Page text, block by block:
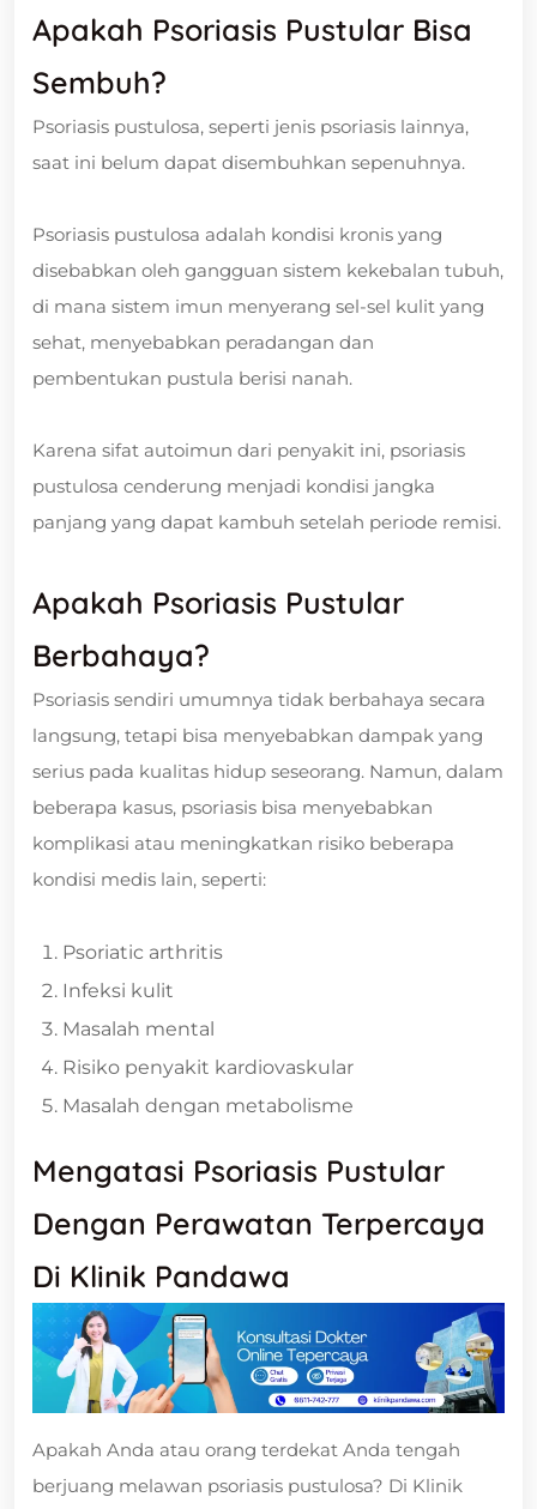
Apakah Psoriasis Pustular Bisa
Sembuh?
Psoriasis pustulosa, seperti jenis psoriasis lainnya,
saat ini belum dapat disembuhkan sepenuhnya.
Psoriasis pustulosa adalah kondisi kronis yang
disebabkan oleh gangguan sistem kekebalan tubuh,
di mana sistem imun menyerang sel-sel kulit yang
sehat, menyebabkan peradangan dan
pembentukan pustula berisi nanah.
Karena sifat autoimun dari penyakit ini, psoriasis
pustulosa cenderung menjadi kondisi jangka
panjang yang dapat kambuh setelah periode remisi.
Apakah Psoriasis Pustular
Berbahaya?
Psoriasis sendiri umumnya tidak berbahaya secara
langsung, tetapi bisa menyebabkan dampak yang
serius pada kualitas hidup seseorang. Namun, dalam
beberapa kasus, psoriasis bisa menyebabkan
komplikasi atau meningkatkan risiko beberapa
kondisi medis lain, seperti:
Psoriatic arthritis
Infeksi kulit
Masalah mental
Risiko penyakit kardiovaskular
Masalah dengan metabolisme
Mengatasi Psoriasis Pustular
Dengan Perawatan Terpercaya
Di Klinik Pandawa
Apakah Anda atau orang terdekat Anda tengah
berjuang melawan psoriasis pustulosa? Di Klinik